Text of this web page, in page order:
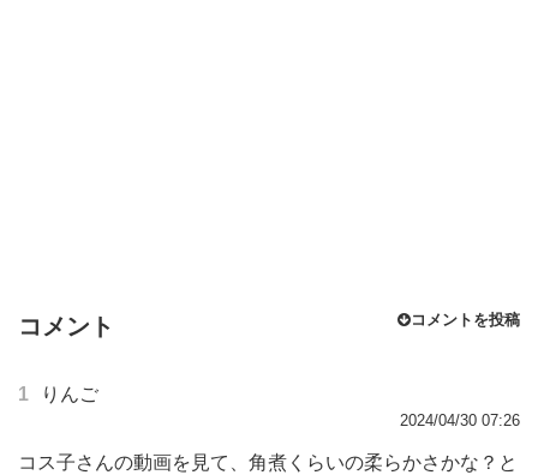
コメント コメントを投稿
1 りんご
2024/04/30 07:26
コス子さんの動画を見て、角煮くらいの柔らかさかな？と